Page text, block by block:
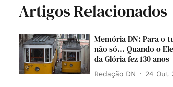
Artigos Relacionados
Memória DN: Para o
não só... Quando o
da Glória fez 130 anos
Redação DN 24 Out